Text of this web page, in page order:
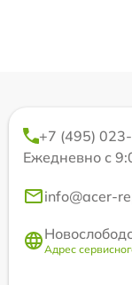
+7 (495)
Ежедневно с
info@acer-
Адрес